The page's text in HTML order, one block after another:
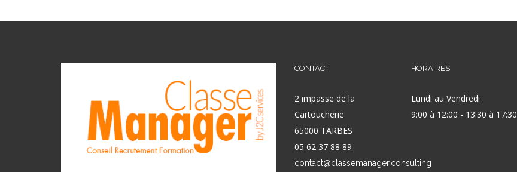
CONTACT
2 impasse de la
Cartoucherie
65000 TARBES
05 62 37 88 89
contact@classemanager.consulting
HORAIRES
Lundi au Vendredi
9:00 à 12:00 - 13:30 à 17:30